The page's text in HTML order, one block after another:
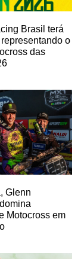
Brasil terá
o
das
Glenn
Motocross em